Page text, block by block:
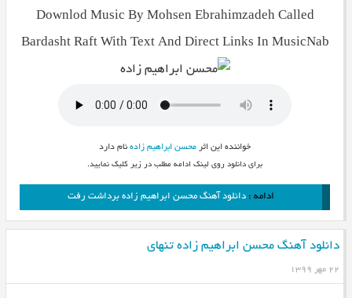
Downlod Music By Mohsen Ebrahimzadeh Called
Bardasht Raft With Text And Direct Links In MusicNab
خواننده این اثر محسن ابراهیم زادهنام دارد
برای دانلود روی لینک ادامه مطلب در زیر کلیک نمایید.
ادامه : دانلود آهنگ محسن ابراهیم زاده برداشت رفت
دانلود آهنگ محسن ابراهیم زاده تنهای
۲۲ مهر ۱۳۹۹